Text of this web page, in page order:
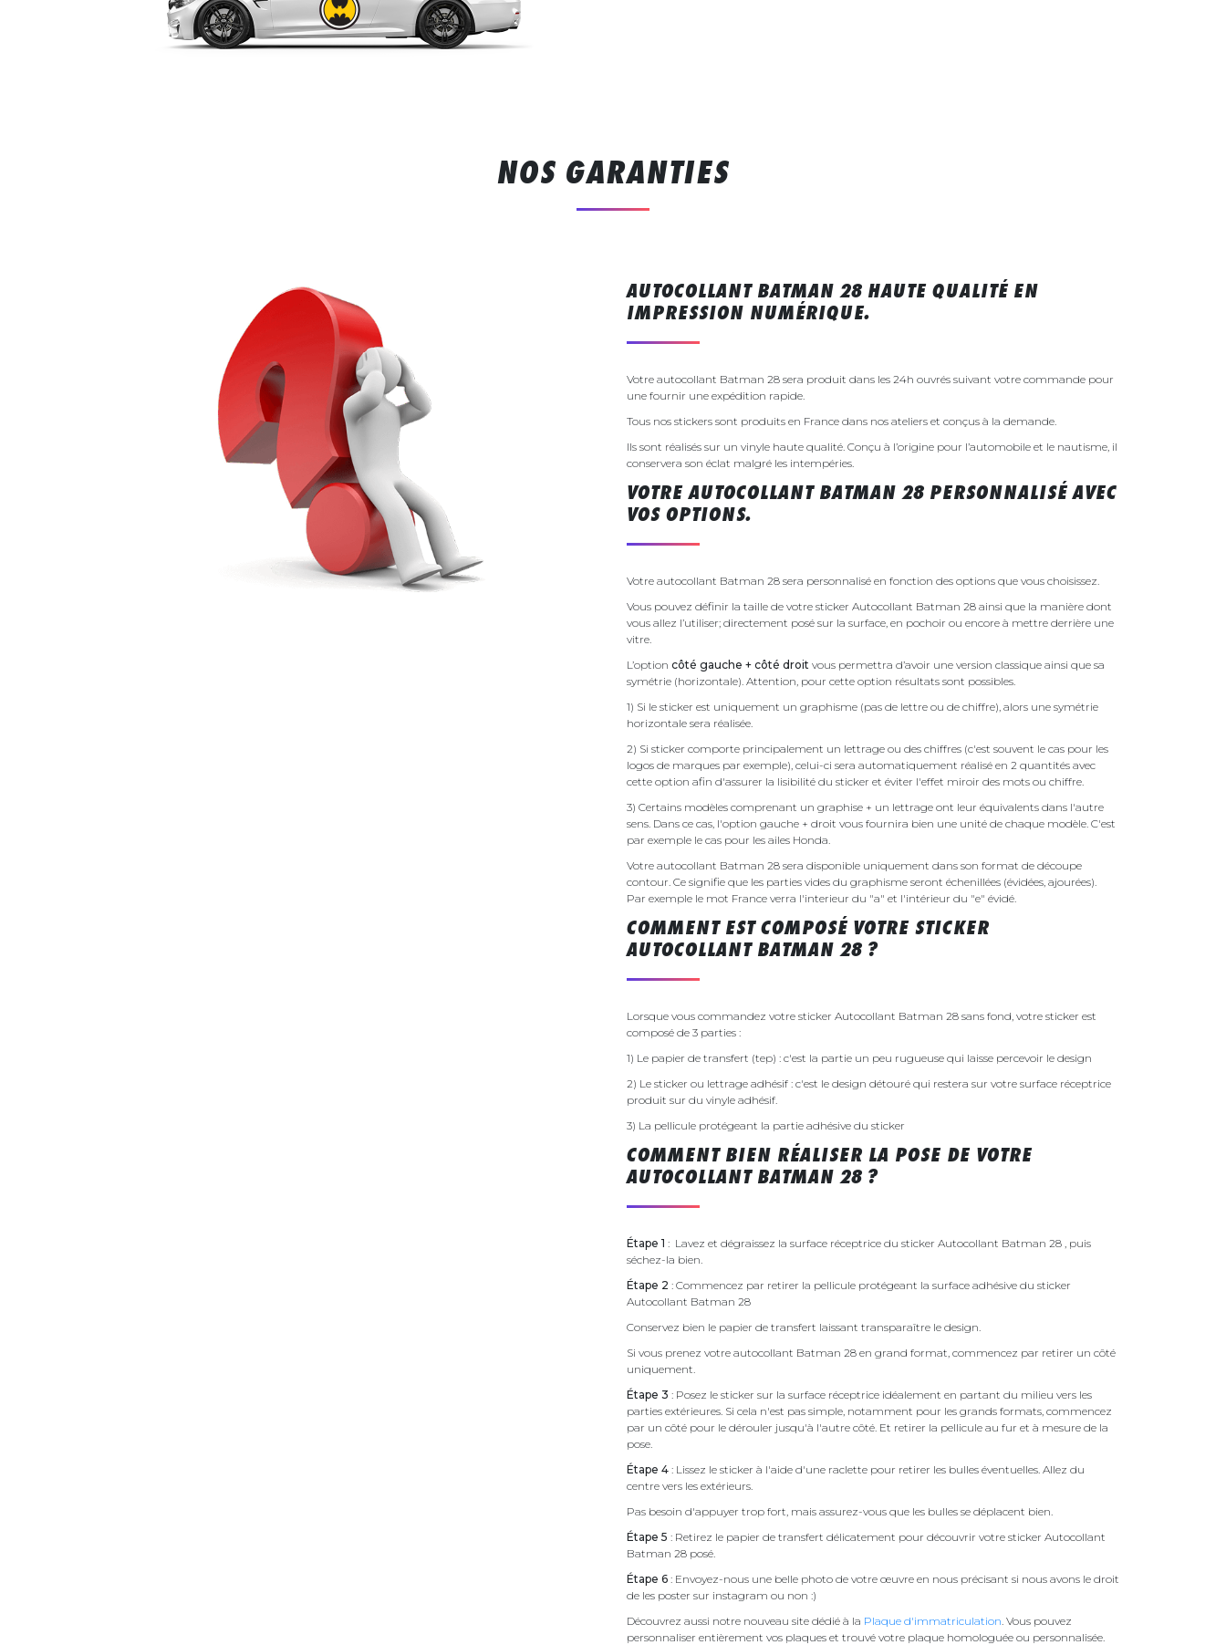
NOS GARANTIES
AUTOCOLLANT BATMAN 28 HAUTE QUALITÉ EN
IMPRESSION NUMÉRIQUE.
Votre autocollant Batman 28 sera produit dans les 24h ouvrés suivant votre commande pour
une fournir une expédition rapide.
Tous nos stickers sont produits en France dans nos ateliers et conçus à la demande.
Ils sont réalisés sur un vinyle haute qualité. Conçu à l’origine pour l’automobile et le nautisme, il
conservera son éclat malgré les intempéries.
VOTRE AUTOCOLLANT BATMAN 28 PERSONNALISÉ AVEC
VOS OPTIONS.
Votre autocollant Batman 28 sera personnalisé en fonction des options que vous choisissez.
Vous pouvez définir la taille de votre sticker Autocollant Batman 28 ainsi que la manière dont
vous allez l’utiliser; directement posé sur la surface, en pochoir ou encore à mettre derrière une
vitre.
L’option côté gauche + côté droit vous permettra d’avoir une version classique ainsi que sa
symétrie (horizontale). Attention, pour cette option résultats sont possibles.
1) Si le sticker est uniquement un graphisme (pas de lettre ou de chiffre), alors une symétrie
horizontale sera réalisée.
2) Si sticker comporte principalement un lettrage ou des chiffres (c'est souvent le cas pour les
logos de marques par exemple), celui-ci sera automatiquement réalisé en 2 quantités avec
cette option afin d'assurer la lisibilité du sticker et éviter l'effet miroir des mots ou chiffre.
3) Certains modèles comprenant un graphise + un lettrage ont leur équivalents dans l'autre
sens. Dans ce cas, l'option gauche + droit vous fournira bien une unité de chaque modèle. C'est
par exemple le cas pour les ailes Honda.
Votre autocollant Batman 28 sera disponible uniquement dans son format de découpe
contour. Ce signifie que les parties vides du graphisme seront échenillées (évidées, ajourées).
Par exemple le mot France verra l'interieur du "a" et l'intérieur du "e" évidé.
COMMENT EST COMPOSÉ VOTRE STICKER
AUTOCOLLANT BATMAN 28 ?
Lorsque vous commandez votre sticker Autocollant Batman 28 sans fond, votre sticker est
composé de 3 parties :
1) Le papier de transfert (tep) : c'est la partie un peu rugueuse qui laisse percevoir le design
2) Le sticker ou lettrage adhésif : c'est le design détouré qui restera sur votre surface réceptrice
produit sur du vinyle adhésif.
3) La pellicule protégeant la partie adhésive du sticker
COMMENT BIEN RÉALISER LA POSE DE VOTRE
AUTOCOLLANT BATMAN 28 ?
Étape 1 : Lavez et dégraissez la surface réceptrice du sticker Autocollant Batman 28 , puis
séchez-la bien.
Étape 2 : Commencez par retirer la pellicule protégeant la surface adhésive du sticker
Autocollant Batman 28
Conservez bien le papier de transfert laissant transparaître le design.
Si vous prenez votre autocollant Batman 28 en grand format, commencez par retirer un côté
uniquement.
Étape 3 : Posez le sticker sur la surface réceptrice idéalement en partant du milieu vers les
parties extérieures. Si cela n'est pas simple, notamment pour les grands formats, commencez
par un côté pour le dérouler jusqu'à l'autre côté. Et retirer la pellicule au fur et à mesure de la
pose.
Étape 4 : Lissez le sticker à l'aide d'une raclette pour retirer les bulles éventuelles. Allez du
centre vers les extérieurs.
Pas besoin d'appuyer trop fort, mais assurez-vous que les bulles se déplacent bien.
Étape 5 : Retirez le papier de transfert délicatement pour découvrir votre sticker Autocollant
Batman 28 posé.
Étape 6 : Envoyez-nous une belle photo de votre œuvre en nous précisant si nous avons le droit
de les poster sur instagram ou non :)
Découvrez aussi notre nouveau site dédié à la Plaque d'immatriculation . Vous pouvez
personnaliser entièrement vos plaques et trouvé votre plaque homologuée ou personnalisée.